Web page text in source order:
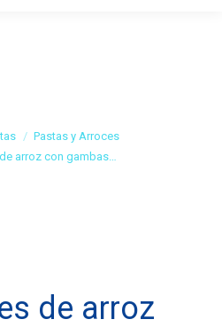
Pastas y Arroces
arroz con gambas…
de arroz